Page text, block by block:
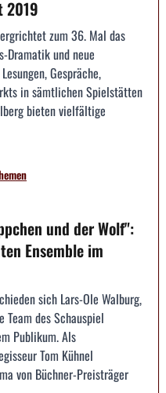
2019
zum 36. Mal das
Dramatik und neue
Gespräche,
in sämtlichen Spielstätten
bieten vielfältige
und der Wolf":
Ensemble im
sich Lars-Ole Walburg,
Team des Schauspiel
Publikum. Als
Tom Kühnel
von Büchner-Preisträger